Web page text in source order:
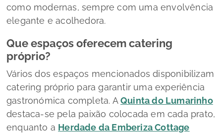
como modernas, sempre com uma envolvência
elegante e acolhedora.
Que espaços oferecem catering
próprio?
Vários dos espaços mencionados disponibilizam
catering próprio para garantir uma experiência
gastronómica completa. AQuinta do Lumarinho
destaca-se pela paixão colocada em cada prato,
enquanto a Herdade da Emberiza Cottage